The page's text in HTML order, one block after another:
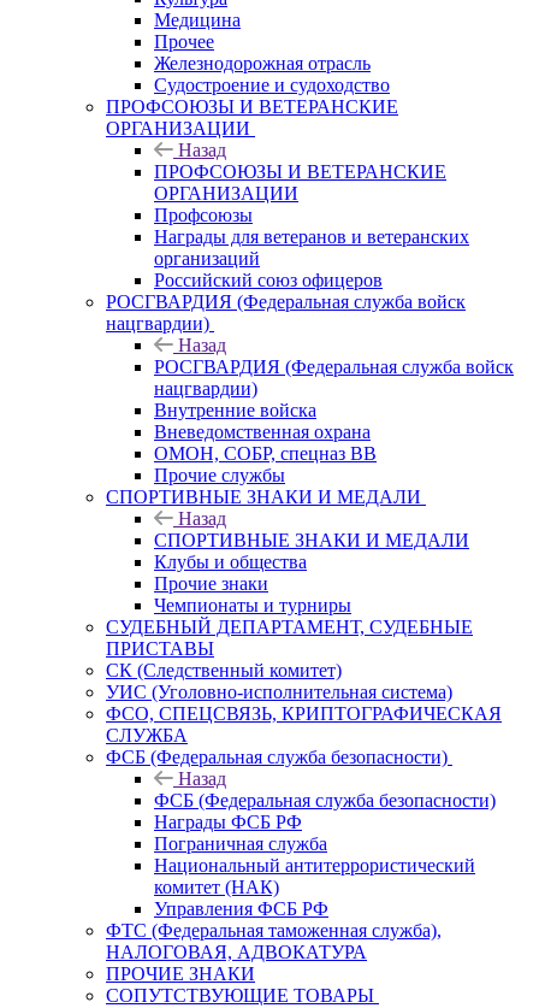
Медицина
Прочее
Железнодорожная отрасль
Судостроение и судоходство
ПРОФСОЮЗЫ И ВЕТЕРАНСКИЕ
ОРГАНИЗАЦИИ
Назад
ПРОФСОЮЗЫ И ВЕТЕРАНСКИЕ
ОРГАНИЗАЦИИ
Профсоюзы
Награды для ветеранов и ветеранских
организаций
Российский союз офицеров
РОСГВАРДИЯ (Федеральная служба войск
нацгвардии)
Назад
РОСГВАРДИЯ (Федеральная служба войск
нацгвардии)
Внутренние войска
Вневедомственная охрана
ОМОН, СОБР, спецназ ВВ
Прочие службы
СПОРТИВНЫЕ ЗНАКИ И МЕДАЛИ
Назад
СПОРТИВНЫЕ ЗНАКИ И МЕДАЛИ
Клубы и общества
Прочие знаки
Чемпионаты и турниры
СУДЕБНЫЙ ДЕПАРТАМЕНТ, СУДЕБНЫЕ
ПРИСТАВЫ
СК (Следственный комитет)
УИС (Уголовно-исполнительная система)
ФСО, СПЕЦСВЯЗЬ, КРИПТОГРАФИЧЕСКАЯ
СЛУЖБА
ФСБ (Федеральная служба безопасности)
Назад
ФСБ (Федеральная служба безопасности)
Награды ФСБ РФ
Пограничная служба
Национальный антитеррористический
комитет (НАК)
Управления ФСБ РФ
ФТС (Федеральная таможенная служба),
НАЛОГОВАЯ, АДВОКАТУРА
ПРОЧИЕ ЗНАКИ
СОПУТСТВУЮЩИЕ ТОВАРЫ